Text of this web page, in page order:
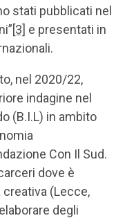
stati pubblicati nel
[3] e presentati in
nel 2020/22,
indagine nel
(B.I.L) in ambito
Con Il Sud.
dove è
(Lecce,
degli